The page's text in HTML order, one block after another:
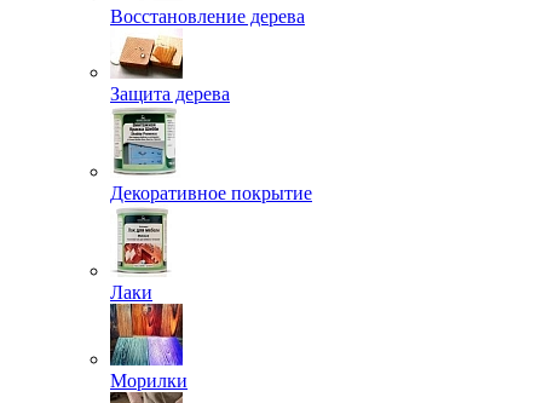
Восстановление дерева
Защита дерева
Декоративное покрытие
Лаки
Морилки